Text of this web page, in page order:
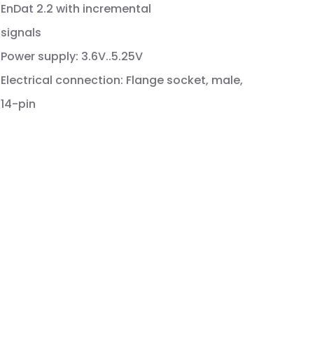
EnDat 2.2 with incremental
signals
Power supply: 3.6V..5.25V
Electrical connection: Flange socket, male,
14-pin